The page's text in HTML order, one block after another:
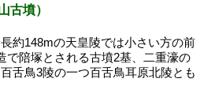
古墳）
約148mの天皇陵では小さい方の前
で陪塚とされる古墳2基、二重濠の
舌鳥3陵の一つ百舌鳥耳原北陵とも